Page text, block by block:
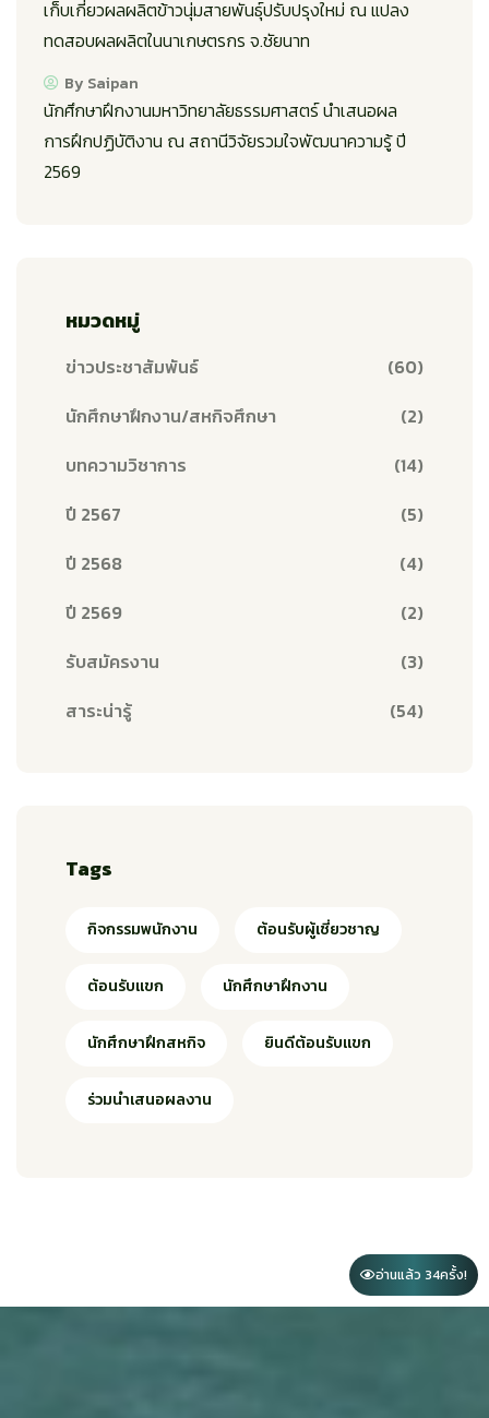
เก็บเกี่ยวผลผลิตข้าวนุ่มสายพันธุ์ปรับปรุงใหม่ ณ แปลง
ทดสอบผลผลิตในนาเกษตรกร จ.ชัยนาท
นักศึกษาฝึกงานมหาวิทยาลัยธรรมศาสตร์ นำเสนอผล
การฝึกปฏิบัติงาน ณ สถานีวิจัยรวมใจพัฒนาความรู้ ปี
2569
By Saipan
หมวดหมู่
ข่าวประชาสัมพันธ์
(60)
นักศึกษาฝึกงาน/สหกิจศึกษา
(2)
บทความวิชาการ
(14)
ปี 2567
(5)
ปี 2568
(4)
ปี 2569
(2)
รับสมัครงาน
(3)
สาระน่ารู้
(54)
Tags
กิจกรรมพนักงาน ต้อนรับผู้เชี่ยวชาญ
ต้อนรับแขก นักศึกษาฝึกงาน
นักศึกษาฝึกสหกิจ ยินดีต้อนรับแขก
ร่วมนำเสนอผลงาน
อ่านแล้ว 34ครั้ง!